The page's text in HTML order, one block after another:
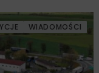
WIADOMOŚCI